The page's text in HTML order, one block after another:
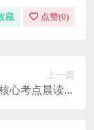
藏 点赞(0)
上一篇
心考点晨读单